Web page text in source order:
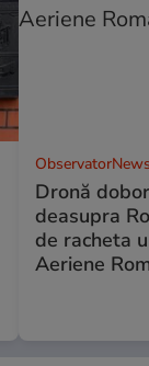
Dronă
deasupra
de racheta
Aeriene